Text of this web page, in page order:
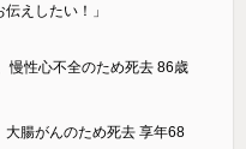
えしたい！」
慢性心不全のため死去 86歳
大腸がんのため死去 享年68